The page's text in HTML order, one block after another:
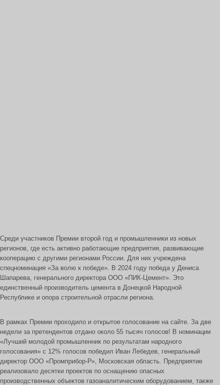
Среди участников Премии второй год и промышленники из новых
регионов, где есть активно работающие предприятия, развивающие
кооперацию с другими регионами России. Для них учреждена
спецноминация «За волю к победе». В 2024 году победа у Дениса
Шапарева, генерального директора ООО «ПИК-Цемент». Это
единственный производитель цемента в Донецкой Народной
Республике и опора строительной отрасли региона.
В рамках Премии проходило и открытое голосование на сайте. За две
недели за претендентов отдано около 55 тысяч голосов! В номинации
«Лучший молодой промышленник по результатам народного
голосования» с 12% голосов победил Иван Лебедев, генеральный
директор ООО «Промприбор-Р», Московская область. Предприятие
реализовало десятки проектов по оснащению опасных
производственных объектов газоаналитическим оборудованием, также